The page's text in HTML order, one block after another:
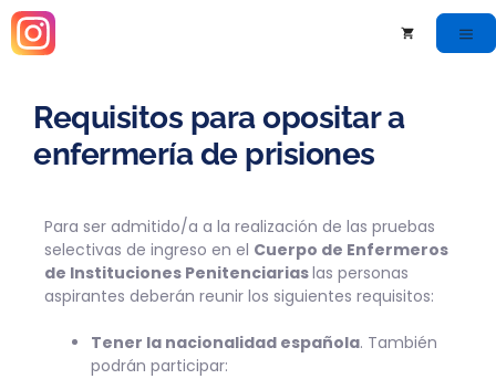
Requisitos para opositar a
enfermería de prisiones
Para ser admitido/a a la realización de las pruebas
selectivas de ingreso en el Cuerpo de Enfermeros
de Instituciones Penitenciariaslas personas
aspirantes deberán reunir los siguientes requisitos:
Tener la nacionalidad española. También
podrán participar: